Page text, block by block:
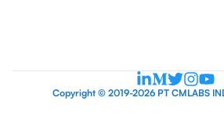
Copyright © 2019-2026 PT CMLABS